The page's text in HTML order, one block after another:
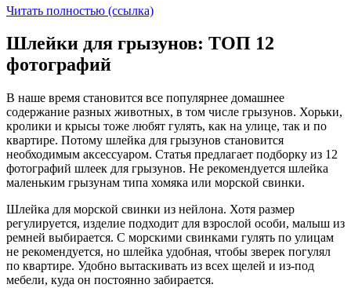
Читать полностью (ссылка)
Шлейки для грызунов: ТОП 12
фотографий
В наше время становится все популярнее домашнее
содержание разных животных, в том числе грызунов. Хорьки,
кролики и крысы тоже любят гулять, как на улице, так и по
квартире. Потому шлейка для грызунов становится
необходимым аксессуаром. Статья предлагает подборку из 12
фотографий шлеек для грызунов. Не рекомендуется шлейка
маленьким грызунам типа хомяка или морской свинки.
Шлейка для морской свинки из нейлона. Хотя размер
регулируется, изделие подходит для взрослой особи, малыш из
ремней выбирается. С морскими свинками гулять по улицам
не рекомендуется, но шлейка удобная, чтобы зверек погулял
по квартире. Удобно вытаскивать из всех щелей и из-под
мебели, куда он постоянно забирается.